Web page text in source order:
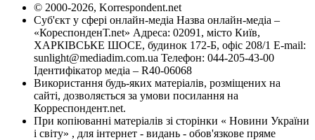
© 2000-2026, Korrespondent.net
Суб'єкт у сфері онлайн-медіа Назва онлайн-медіа –
«КореспонденТ.net» Адреса: 02091, місто Київ,
ХАРКІВСЬКЕ ШОСЕ, будинок 172-Б, офіс 208/1 E-mail:
sunlight@mediadim.com.ua Телефон: 044-205-43-00
Ідентифікатор медіа – R40-06068
Використання будь-яких матеріалів, розміщених на
сайті, дозволяється за умови посилання на
Корреспондент.net.
При копіюванні матеріалів зі сторінки « Новини України
і світу» , для інтернет - видань - обов'язкове пряме